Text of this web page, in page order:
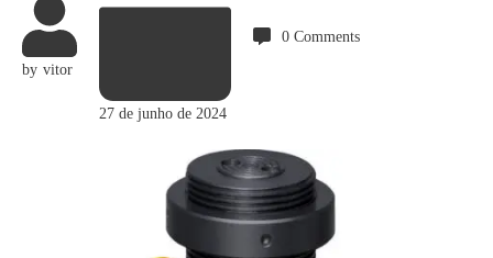
by vitor
27 de junho de 2024
0 Comments